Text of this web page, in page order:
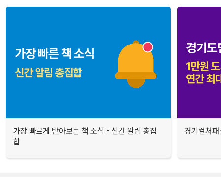
가장 빠르게 받아보는 책 소식 - 신간 알림 총집
합
경기컬처